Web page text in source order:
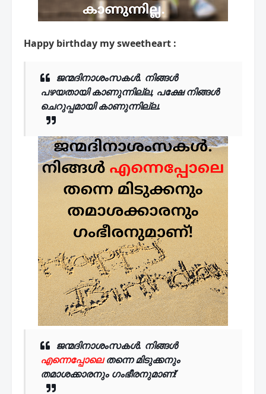
Happy birthday my sweetheart :
ജന്മദിനാശംസകൾ. നിങ്ങൾ
പഴയതായി കാണുന്നില്ല, പക്ഷേ നിങ്ങൾ
ചെറുപ്പമായി കാണുന്നില്ല.
ജന്മദിനാശംസകൾ. നിങ്ങൾ
എന്നെപ്പോലെതന്നെ മിടുക്കനും
തമാശക്കാരനും ഗംഭീരനുമാണ്!